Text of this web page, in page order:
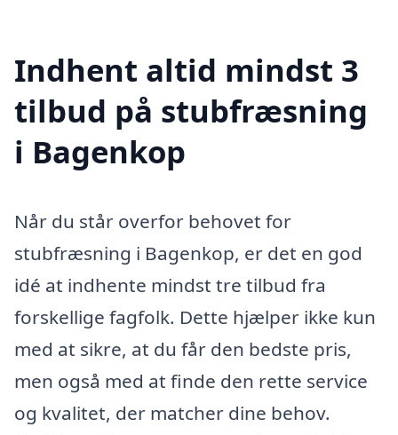
Indhent altid mindst 3
tilbud på stubfræsning
i Bagenkop
Når du står overfor behovet for
stubfræsning i Bagenkop, er det en god
idé at indhente mindst tre tilbud fra
forskellige fagfolk. Dette hjælper ikke kun
med at sikre, at du får den bedste pris,
men også med at finde den rette service
og kvalitet, der matcher dine behov.